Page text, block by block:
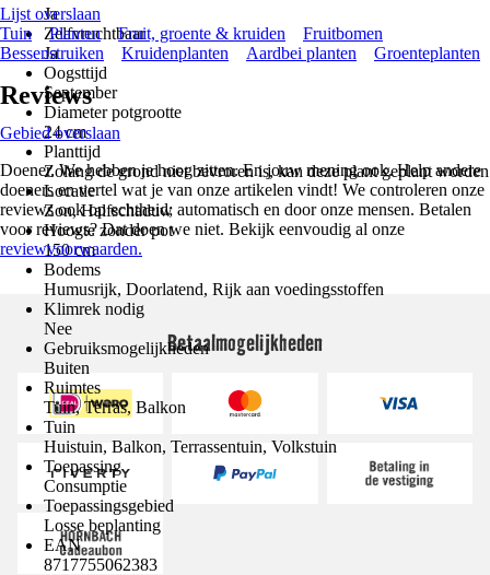
Ja
Zelfvruchtbaar
Ja
Oogsttijd
September
Diameter potgrootte
24 cm
Planttijd
Zolang de grond niet bevroren is, kan deze plant geplant worden
Locatie
Zon, Halfschaduw
Hoogte zonder pot
150 cm
Bodems
Humusrijk, Doorlatend, Rijk aan voedingsstoffen
Klimrek nodig
Nee
Gebruiksmogelijkheden
Buiten
Ruimtes
Tuin, Terras, Balkon
Tuin
Huistuin, Balkon, Terrassentuin, Volkstuin
Toepassing
Consumptie
Toepassingsgebied
Losse beplanting
EAN
8717755062383
Lijst overslaan
Tuin
Planten Fruit, groente & kruiden
Fruitbomen
Bessenstruiken
Kruidenplanten Aardbei planten Groenteplanten
Reviews
Gebied overslaan
Doener. We hebben je hoog zitten. En jouw mening ook. Help andere
doeners en vertel wat je van onze artikelen vindt! We controleren onze
reviews ook op echtheid; automatisch en door onze mensen. Betalen
voor reviews? Dat doen we niet. Bekijk eenvoudig al onze
reviewvoorwaarden.
Betaalmogelijkheden